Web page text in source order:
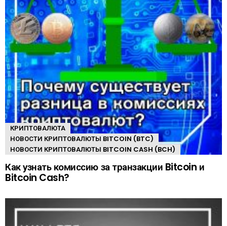
КРИПТОВАЛЮТА
НОВОСТИ КРИПТОВАЛЮТЫ BITCOIN (BTC)
НОВОСТИ КРИПТОВАЛЮТЫ BITCOIN CASH (BCH)
Как узнать комиссию за транзакции Bitcoin и
Bitcoin Cash?